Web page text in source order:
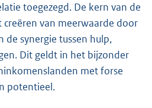
toegezegd. De kern van de
creëren van meerwaarde door
de synergie tussen hulp,
Dit geldt in het bijzonder
met forse
potentieel.